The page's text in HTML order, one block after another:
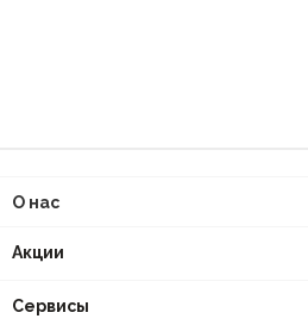
О нас
Акции
Сервисы